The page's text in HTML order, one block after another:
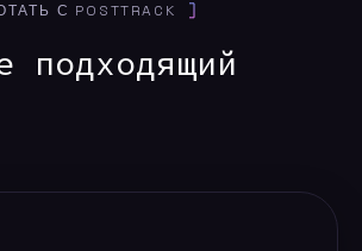
С POSTTRACK
подходящий